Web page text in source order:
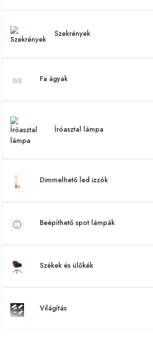
Szekrények
Fa ágyak
Íróasztal lámpa
Dimmelhető led izzók
Beépíthető spot lámpák
Székek és ülőkék
Világítás